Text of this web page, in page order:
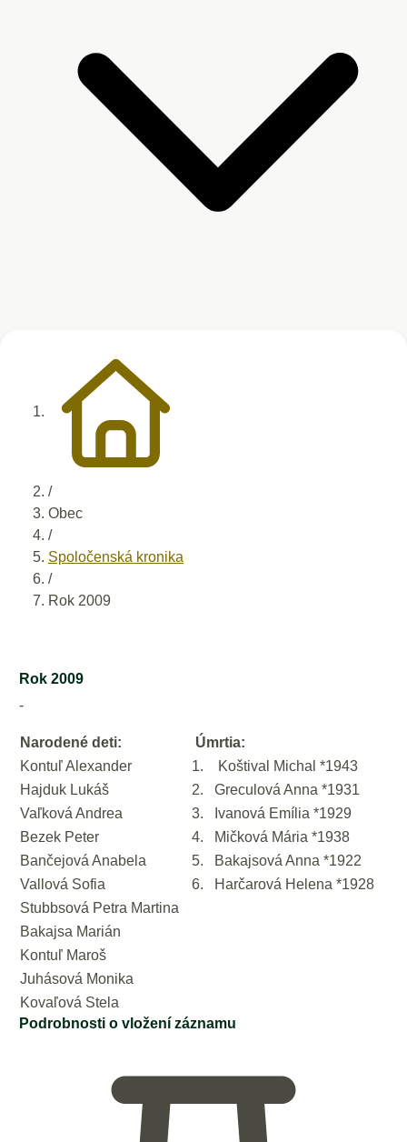
/
Obec
/
Spoločenská kronika
/
Rok 2009
Rok 2009
-
Narodené deti:
Úmrtia:
Kontuľ Alexander
1. Koštival Michal *1943
Hajduk Lukáš
2. Greculová Anna *1931
Vaľková Andrea
3. Ivanová Emília *1929
Bezek Peter
4. Mičková Mária *1938
Bančejová Anabela
5. Bakajsová Anna *1922
Vallová Sofia
6. Harčarová Helena *1928
Stubbsová Petra Martina
Bakajsa Marián
Kontuľ Maroš
Juhásová Monika
Kovaľová Stela
Podrobnosti o vložení záznamu